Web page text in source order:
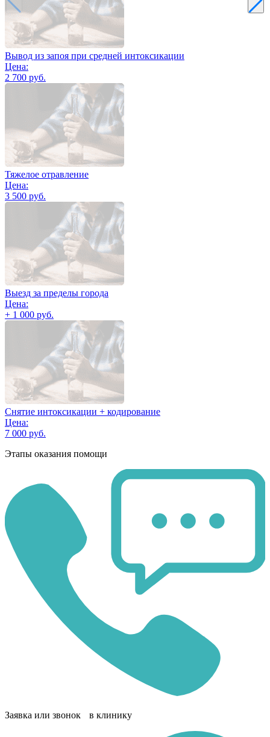
Вывод из запоя при средней интоксикации
Цена:
2 700 руб.
Тяжелое отравление
Цена:
3 500 руб.
Выезд за пределы города
Цена:
+ 1 000 руб.
Снятие интоксикации + кодирование
Цена:
7 000 руб.
Этапы оказания помощи
Заявка или звонок в клинику